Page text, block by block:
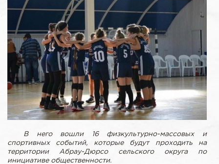
В него вошли 16 физкультурно-массовых и
спортивных событий, которые будут проходить на
территории Абрау-Дюрсо сельского округа по
инициативе общественности.